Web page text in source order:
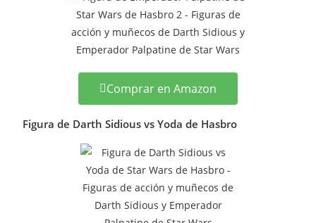
Comprar en Amazon
Figura de Darth Sidious vs Yoda de Hasbro